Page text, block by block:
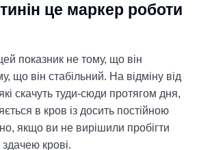
це маркер роботи
показник не тому, що він
що він стабільний. На відміну від
скачуть туди-сюди протягом дня,
в кров із досить постійною
якщо ви не вирішили пробігти
крові.